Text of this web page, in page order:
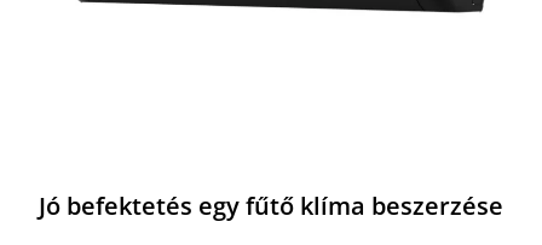
Jó befektetés egy fűtő klíma beszerzése